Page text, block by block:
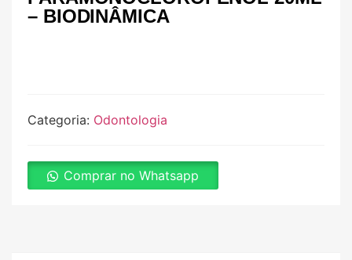
– BIODINÂMICA
Categoria: Odontologia
Comprar no Whatsapp